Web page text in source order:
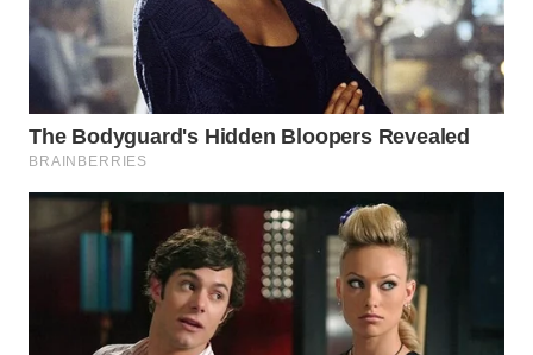
WAHANA
INFRASTRUKTUR
WAHANA
KONSUMEN
WAHANA
LISTRIK
TRAVEL